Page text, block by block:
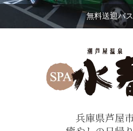
無料送迎バス
兵庫県芦屋